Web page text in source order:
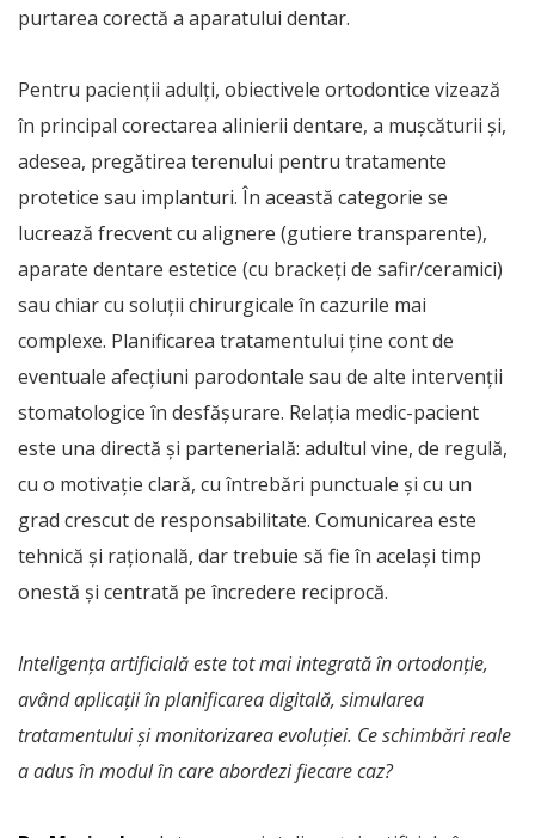
purtarea corectă a aparatului dentar.
Pentru pacienții adulți, obiectivele ortodontice vizează
în principal corectarea alinierii dentare, a mușcăturii și,
adesea, pregătirea terenului pentru tratamente
protetice sau implanturi. În această categorie se
lucrează frecvent cu alignere (gutiere transparente),
aparate dentare estetice (cu brackeți de safir/ceramici)
sau chiar cu soluții chirurgicale în cazurile mai
complexe. Planificarea tratamentului ține cont de
eventuale afecțiuni parodontale sau de alte intervenții
stomatologice în desfășurare. Relația medic-pacient
este una directă și partenerială: adultul vine, de regulă,
cu o motivație clară, cu întrebări punctuale și cu un
grad crescut de responsabilitate. Comunicarea este
tehnică și rațională, dar trebuie să fie în același timp
onestă și centrată pe încredere reciprocă.
Inteligența artificială este tot mai integrată în ortodonție,
având aplicații în planificarea digitală, simularea
tratamentului și monitorizarea evoluției. Ce schimbări reale
a adus în modul în care abordezi fiecare caz?